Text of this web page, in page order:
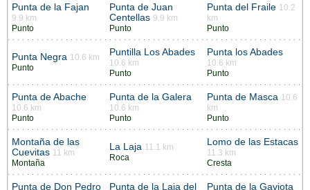
Punta de la Fajan
9.9 km
Punto
Punta de Juan
Centellas 9.9 km
Punto
Punta del Fraile 10.2
km
Punto
Punta Negra 10.6 km
Punto
Puntilla Los Abades
10.6 km
Punto
Punta los Abades
10.6 km
Punto
Punta de Abache
10.6 km
Punto
Punta de la Galera
10.6 km
Punto
Punta de Masca 10.6
km
Punto
Montaña de las
Cuevitas 11 km
Montaña
La Laja 11.1 km
Roca
Lomo de las Estacas
11.3 km
Cresta
Punta de Don Pedro
Punta de la Laja del
Punta de la Gaviota